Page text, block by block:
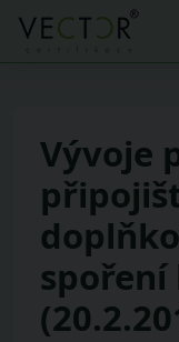
Vývoje
spoření